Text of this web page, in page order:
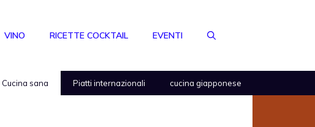
VINO RICETTE COCKTAIL EVENTI
Cucina sana Piatti internazionali cucina giapponese